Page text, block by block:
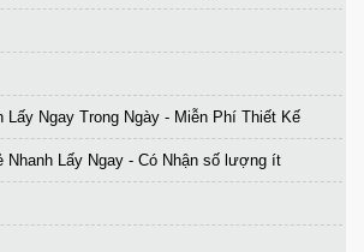
Lấy Ngay Trong Ngày - Miễn Phí Thiết Kế
Nhanh Lấy Ngay - Có Nhận số lượng ít